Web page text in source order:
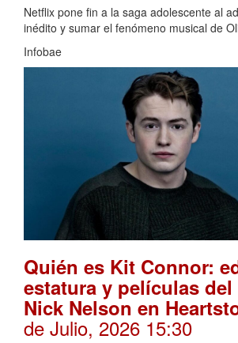
Netflix pone fin a la saga adolescente al
inédito y sumar el fenómeno musical de
Infobae
Quién es Kit Connor:
estatura y películas
Nick Nelson en
de Julio, 2026 15:30